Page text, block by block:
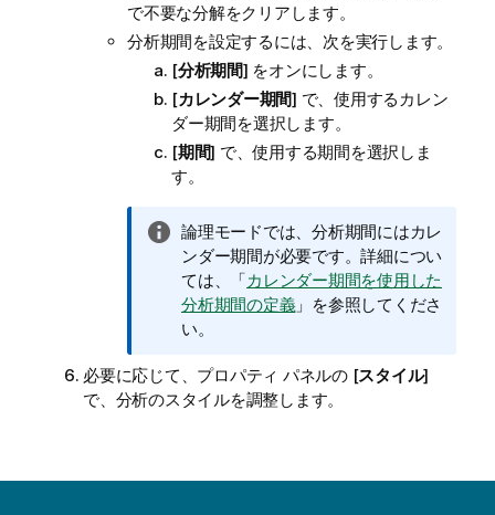
で不要な分解をクリアします。
分析期間を設定するには、次を実行します。
[分析期間] をオンにします。
[カレンダー期間] で、使用するカレン
ダー期間を選択します。
[期間] で、使用する期間を選択しま
す。
情
報
メ
モ
論理モードでは、分析期間にはカレ
ンダー期間が必要です。詳細につい
ては、「カレンダー期間を使用した
分析期間の定義」を参照してくださ
い。
必要に応じて、プロパティ パネルの [スタイル]
で、分析のスタイルを調整します。